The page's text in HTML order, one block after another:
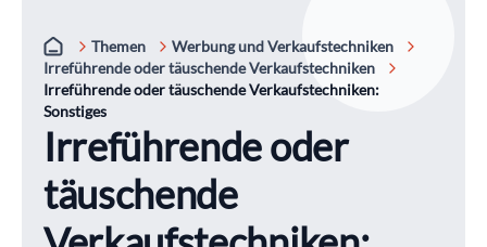
Themen
Werbung und Verkaufstechniken
Irreführende oder täuschende Verkaufstechniken
Irreführende oder täuschende Verkaufstechniken:
Sonstiges
Irreführende oder
täuschende